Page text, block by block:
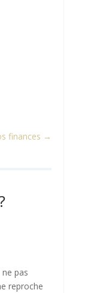
finances →
ne pas
reproche